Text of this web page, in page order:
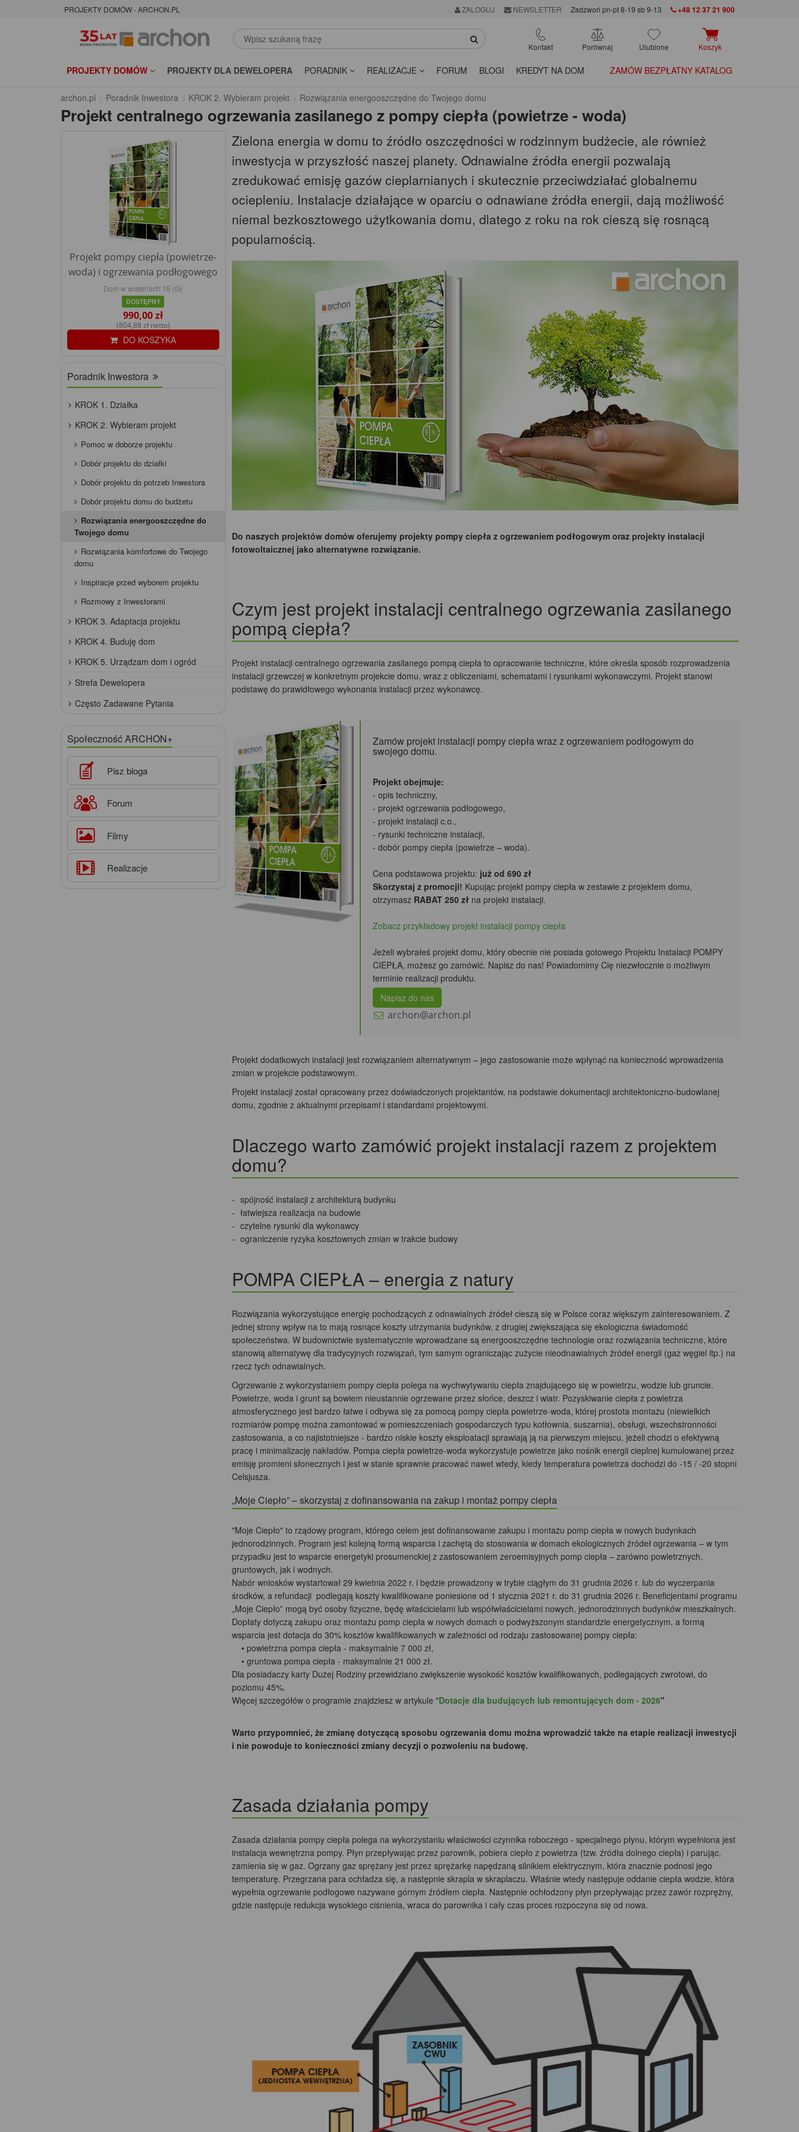
PROJEKTY DOMÓW - ARCHON.PL ZALOGUJ NEWSLETTER Zadzwoń pn-pt 8-19 sb 9-13 +48 12 37 21 900
Kontakt Porównaj Ulubione Koszyk
PROJEKTY DOMÓW PROJEKTY DLA DEWELOPERA PORADNIK REALIZACJE FORUM BLOGI KREDYT NA DOM ZAMÓW BEZPŁATNY KATALOG
archon.pl Poradnik Inwestora KROK 2. Wybieram projekt Rozwiązania energooszczędne do Twojego domu
Projekt centralnego ogrzewania zasilanego z pompy ciepła (powietrze - woda)
Zielona energia w domu to źródło oszczędności w rodzinnym budżecie, ale również
inwestycja w przyszłość naszej planety. Odnawialne źródła energii pozwalają
zredukować emisję gazów cieplarnianych i skutecznie przeciwdziałać globalnemu
ociepleniu. Instalacje działające w oparciu o odnawiane źródła energii, dają możliwość
niemal bezkosztowego użytkowania domu, dlatego z roku na rok cieszą się rosnącą
popularnością.
Do naszych projektów domów oferujemy projekty pompy ciepła z ogrzewaniem podłogowym oraz projekty instalacji
fotowoltaicznej jako alternatywne rozwiązanie.
Czym jest projekt instalacji centralnego ogrzewania zasilanego
pompą ciepła?
Projekt instalacji centralnego ogrzewania zasilanego pompą ciepła to opracowanie techniczne, które określa sposób rozprowadzenia
instalacji grzewczej w konkretnym projekcie domu, wraz z obliczeniami, schematami i rysunkami wykonawczymi. Projekt stanowi
podstawę do prawidłowego wykonania instalacji przez wykonawcę.
Zamów projekt instalacji pompy ciepła wraz z ogrzewaniem podłogowym do
swojego domu.
Projekt obejmuje:
- opis techniczny,
- projekt ogrzewania podłogowego,
- projekt instalacji c.o.,
- rysunki techniczne instalacji,
- dobór pompy ciepła (powietrze – woda).
Cena podstawowa projektu: już od 690 zł
Skorzystaj z promocji! Kupując projekt pompy ciepła w zestawie z projektem domu,
otrzymasz RABAT 250 zł na projekt instalacji.
Zobacz przykładowy projekt instalacji pompy ciepła
Jeżeli wybrałeś projekt domu, który obecnie nie posiada gotowego Projektu Instalacji POMPY
CIEPŁA, możesz go zamówić. Napisz do nas! Powiadomimy Cię niezwłocznie o możliwym
terminie realizacji produktu.
Napisz do nas
archon@archon.pl
Projekt dodatkowych instalacji jest rozwiązaniem alternatywnym – jego zastosowanie może wpłynąć na konieczność wprowadzenia
zmian w projekcie podstawowym.
Projekt instalacji został opracowany przez doświadczonych projektantów, na podstawie dokumentacji architektoniczno-budowlanej
domu, zgodnie z aktualnymi przepisami i standardami projektowymi.
Dlaczego warto zamówić projekt instalacji razem z projektem
domu?
spójność instalacji z architekturą budynku
łatwiejsza realizacja na budowie
czytelne rysunki dla wykonawcy
ograniczenie ryzyka kosztownych zmian w trakcie budowy
POMPA CIEPŁA – energia z natury
Rozwiązania wykorzystujące energię pochodzących z odnawialnych źródeł cieszą się w Polsce coraz większym zainteresowaniem. Z
jednej strony wpływ na to mają rosnące koszty utrzymania budynków, z drugiej zwiększająca się ekologiczna świadomość
społeczeństwa. W budownictwie systematycznie wprowadzane są energooszczędne technologie oraz rozwiązania techniczne, które
stanowią alternatywę dla tradycyjnych rozwiązań, tym samym ograniczając zużycie nieodnawialnych źródeł energii (gaz węgiel itp.) na
rzecz tych odnawialnych.
Ogrzewanie z wykorzystaniem pompy ciepła polega na wychwytywaniu ciepła znajdującego się w powietrzu, wodzie lub gruncie.
Powietrze, woda i grunt są bowiem nieustannie ogrzewane przez słońce, deszcz i wiatr. Pozyskiwanie ciepła z powietrza
atmosferycznego jest bardzo łatwe i odbywa się za pomocą pompy ciepła powietrze-woda, której prostota montażu (niewielkich
rozmiarów pompę można zamontować w pomieszczeniach gospodarczych typu kotłownia, suszarnia), obsługi, wszechstronności
zastosowania, a co najistotniejsze - bardzo niskie koszty eksploatacji sprawiają ją na pierwszym miejscu, jeżeli chodzi o efektywną
pracę i minimalizację nakładów. Pompa ciepła powietrze-woda wykorzystuje powietrze jako nośnik energii cieplnej kumulowanej przez
emisję promieni słonecznych i jest w stanie sprawnie pracować nawet wtedy, kiedy temperatura powietrza dochodzi do -15 / -20 stopni
Celsjusza.
„Moje Ciepło” – skorzystaj z dofinansowania na zakup i montaż pompy ciepła
"Moje Ciepło" to rządowy program, którego celem jest dofinansowanie zakupu i montażu pomp ciepła w nowych budynkach
jednorodzinnych. Program jest kolejną formą wsparcia i zachętą do stosowania w domach ekologicznych źródeł ogrzewania – w tym
przypadku jest to wsparcie energetyki prosumenckiej z zastosowaniem zeroemisyjnych pomp ciepła – zarówno powietrznych,
gruntowych, jak i wodnych.
Nabór wniosków wystartował 29 kwietnia 2022 r. i będzie prowadzony w trybie ciągłym do 31 grudnia 2026 r. lub do wyczerpania
środków, a refundacji podlegają koszty kwalifikowane poniesione od 1 stycznia 2021 r. do 31 grudnia 2026 r. Beneficjentami programu
„Moje Ciepło” mogą być osoby fizyczne, będę właścicielami lub współwłaścicielami nowych, jednorodzinnych budynków mieszkalnych.
Dopłaty dotyczą zakupu oraz montażu pomp ciepła w nowych domach o podwyższonym standardzie energetycznym, a formą
wsparcia jest dotacja do 30% kosztów kwalifikowanych w zależności od rodzaju zastosowanej pompy ciepła:
• powietrzna pompa ciepła - maksymalnie 7 000 zł,
• gruntowa pompa ciepła - maksymalnie 21 000 zł.
Dla posiadaczy karty Dużej Rodziny przewidziano zwiększenie wysokość kosztów kwalifikowanych, podlegających zwrotowi, do
poziomu 45%.
Więcej szczegółów o programie znajdziesz w artykule "Dotacje dla budujących lub remontujących dom - 2026"
Warto przypomnieć, że zmianę dotyczącą sposobu ogrzewania domu można wprowadzić także na etapie realizacji inwestycji
i nie powoduje to konieczności zmiany decyzji o pozwoleniu na budowę.
Zasada działania pompy
Zasada działania pompy ciepła polega na wykorzystaniu właściwości czynnika roboczego - specjalnego płynu, którym wypełniona jest
instalacja wewnętrzna pompy. Płyn przepływając przez parownik, pobiera ciepło z powietrza (tzw. źródła dolnego ciepła) i parując,
zamienia się w gaz. Ogrzany gaz sprężany jest przez sprężarkę napędzaną silnikiem elektrycznym, która znacznie podnosi jego
temperaturę. Przegrzana para ochładza się, a następnie skrapla w skraplaczu. Właśnie wtedy następuje oddanie ciepła wodzie, która
wypełnia ogrzewanie podłogowe nazywane górnym źródłem ciepła. Następnie ochłodzony płyn przepływając przez zawór rozprężny,
gdzie następuje redukcja wysokiego ciśnienia, wraca do parownika i cały czas proces rozpoczyna się od nowa.
Projekt pompy ciepła (powietrze-
woda) i ogrzewania podłogowego
Dom w wisteriach 15 (G)
DOSTĘPNY
990,00 zł
(804,88 zł netto)
DO KOSZYKA
Poradnik Inwestora
KROK 1. Działka
KROK 2. Wybieram projekt
Pomoc w doborze projektu
Dobór projektu do działki
Dobór projektu do potrzeb Inwestora
Dobór projektu domu do budżetu
Rozwiązania energooszczędne do
Twojego domu
Rozwiązania komfortowe do Twojego
domu
Inspiracje przed wyborem projektu
Rozmowy z Inwestorami
KROK 3. Adaptacja projektu
KROK 4. Buduję dom
KROK 5. Urządzam dom i ogród
Strefa Dewelopera
Często Zadawane Pytania
Społeczność ARCHON+
Pisz bloga
Forum
Filmy
Realizacje